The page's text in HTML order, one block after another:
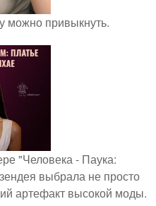
можно привыкнуть.
"Человека - Паука:
выбрала не просто
артефакт высокой моды.